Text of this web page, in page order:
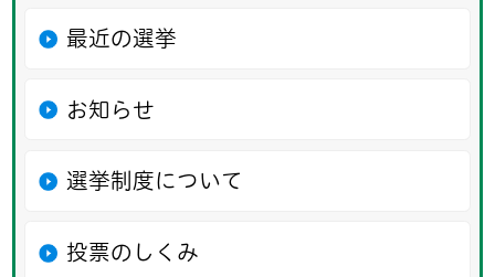
最近の選挙
お知らせ
選挙制度について
投票のしくみ